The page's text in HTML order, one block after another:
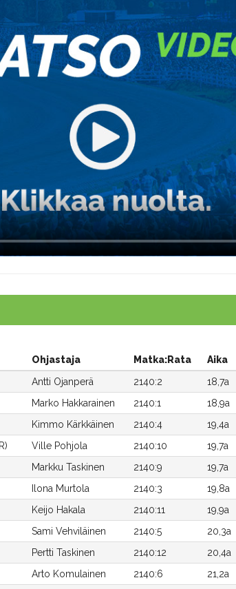
Ohjastaja Matka:Rata Aika
Antti Ojanperä 2140:2 18,7a
Marko Hakkarainen 2140:1 18,9a
Kimmo Kärkkäinen 2140:4 19,4a
Ville Pohjola 2140:10 19,7a
Markku Taskinen 2140:9 19,7a
Ilona Murtola 2140:3 19,8a
Keijo Hakala 2140:11 19,9a
Sami Vehviläinen 2140:5 20,3a
Pertti Taskinen 2140:12 20,4a
Arto Komulainen 2140:6 21,2a